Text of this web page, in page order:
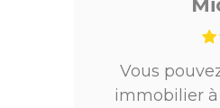
Je
Paris, tout